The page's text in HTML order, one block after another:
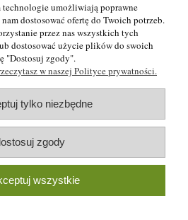
O nas
i polityka prywatności
i rezerwacje
Moje konto
umożliwiają poprawne
dostosować ofertę do Twoich potrzeb.
przez nas wszystkich tych
dostosować użycie plików do swoich
"Dostosuj zgody".
w naszej Polityce prywatności.
tylko niezbędne
zgody
wszystkie